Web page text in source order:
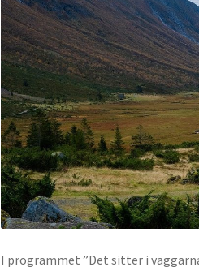
I programmet ”Det sitter i